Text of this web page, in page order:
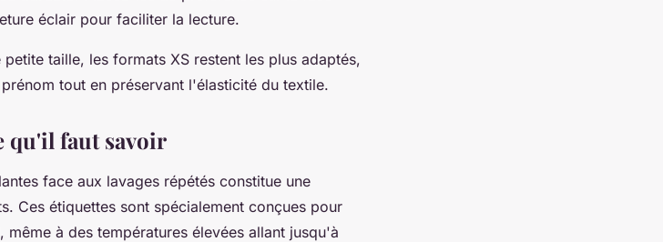
éclair pour faciliter la lecture.
taille, les formats XS restent les plus adaptés,
tout en préservant l'élasticité du textile.
qu'il faut savoir
face aux lavages répétés constitue une
Ces étiquettes sont spécialement conçues pour
à des températures élevées allant jusqu'à